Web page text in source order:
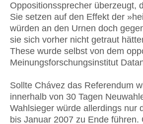
Oppositionssprecher überzeugt,
Sie setzen auf den Effekt der
würden an den Urnen doch
sie sich vorher nicht getraut
These wurde selbst von dem
Meinungsforschungsinstitut
Sollte Chávez das Referendum
innerhalb von 30 Tagen
Wahlsieger würde allerdings nur
bis Januar 2007 zu Ende führen.